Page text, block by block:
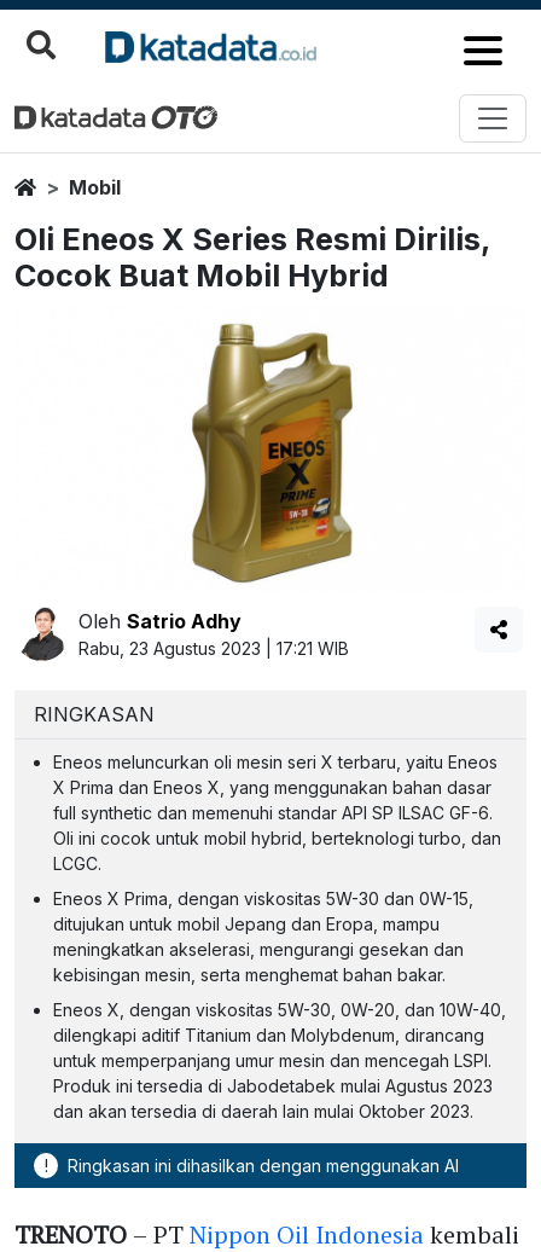
HomeMobil
Oli Eneos X Series Resmi Dirilis,
Cocok Buat Mobil Hybrid
Oleh Satrio Adhy
Rabu, 23 Agustus 2023 | 17:21 WIB
RINGKASAN
Eneos meluncurkan oli mesin seri X terbaru, yaitu Eneos
X Prima dan Eneos X, yang menggunakan bahan dasar
full synthetic dan memenuhi standar API SP ILSAC GF-6.
Oli ini cocok untuk mobil hybrid, berteknologi turbo, dan
LCGC.
Eneos X Prima, dengan viskositas 5W-30 dan 0W-15,
ditujukan untuk mobil Jepang dan Eropa, mampu
meningkatkan akselerasi, mengurangi gesekan dan
kebisingan mesin, serta menghemat bahan bakar.
Eneos X, dengan viskositas 5W-30, 0W-20, dan 10W-40,
dilengkapi aditif Titanium dan Molybdenum, dirancang
untuk memperpanjang umur mesin dan mencegah LSPI.
Produk ini tersedia di Jabodetabek mulai Agustus 2023
dan akan tersedia di daerah lain mulai Oktober 2023.
! Ringkasan ini dihasilkan dengan menggunakan AI
TRENOTO – PTNippon Oil Indonesiakembali